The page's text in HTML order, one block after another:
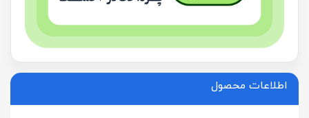
اطلاعات محصول